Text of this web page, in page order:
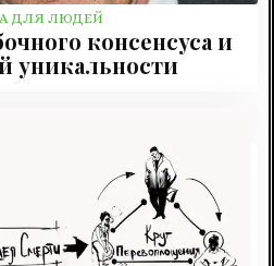
ДЛЯ ЛЮДЕЙ
консенсуса и
уникальности